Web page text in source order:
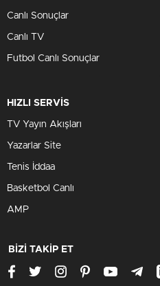
Canlı Sonuçlar
Canlı TV
Futbol Canlı Sonuçlar
HIZLI SERVİS
TV Yayın Akışları
Yazarlar Site
Tenis İddaa
Basketbol Canlı
AMP
BİZİ TAKİP ET